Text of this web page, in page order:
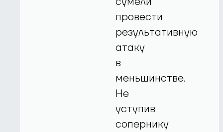
провести
результативную
атаку
в
меньшинстве.
Не
уступив
сопернику